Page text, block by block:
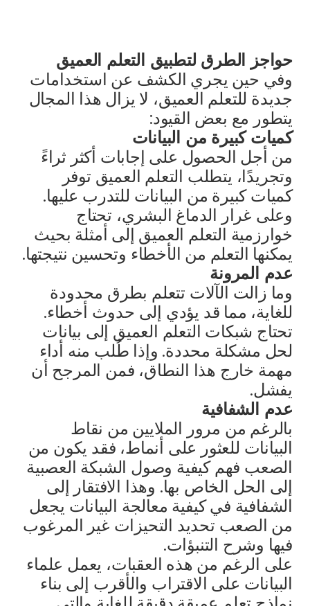
حواجز الطرق لتطبيق التعلم العميق
وفي حين يجري الكشف عن استخدامات
جديدة للتعلم العميق، لا يزال هذا المجال
يتطور مع بعض القيود:
كميات كبيرة من البيانات
من أجل الحصول على إجابات أكثر ثراءً
وتجريدًا، يتطلب التعلم العميق توفر
كميات كبيرة من البيانات للتدرب عليها.
وعلى غرار الدماغ البشري، تحتاج
خوارزمية التعلم العميق إلى أمثلة بحيث
يمكنها التعلم من الأخطاء وتحسين نتيجتها.
عدم المرونة
وما زالت الآلات تتعلم بطرق محدودة
للغاية، مما قد يؤدي إلى حدوث أخطاء.
تحتاج شبكات التعلم العميق إلى بيانات
لحل مشكلة محددة. وإذا طُلب منه أداء
مهمة خارج هذا النطاق، فمن المرجح أن
يفشل.
عدم الشفافية
بالرغم من مرور الملايين من نقاط
البيانات للعثور على أنماط، فقد يكون من
الصعب فهم كيفية وصول الشبكة العصبية
إلى الحل الخاص بها. وهذا الافتقار إلى
الشفافية في كيفية معالجة البيانات يجعل
من الصعب تحديد التحيزات غير المرغوب
فيها وشرح التنبؤات.
على الرغم من هذه العقبات، يعمل علماء
البيانات على الاقتراب والأقرب إلى بناء